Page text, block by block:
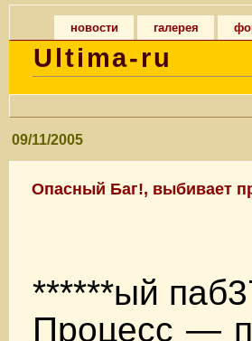
новости галерея
Ultima-ru
09/11/2005
Опасный Баг!, выбивает
******ый
Процесс —